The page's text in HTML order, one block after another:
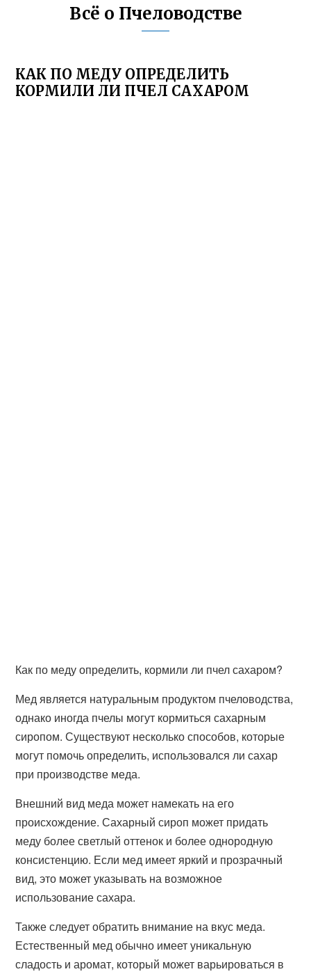
Всё о Пчеловодстве
КАК ПО МЕДУ ОПРЕДЕЛИТЬ
КОРМИЛИ ЛИ ПЧЕЛ САХАРОМ
Как по меду определить, кормили ли пчел сахаром?
Мед является натуральным продуктом пчеловодства,
однако иногда пчелы могут кормиться сахарным
сиропом. Существуют несколько способов, которые
могут помочь определить, использовался ли сахар
при производстве меда.
Внешний вид меда может намекать на его
происхождение. Сахарный сироп может придать
меду более светлый оттенок и более однородную
консистенцию. Если мед имеет яркий и прозрачный
вид, это может указывать на возможное
использование сахара.
Также следует обратить внимание на вкус меда.
Естественный мед обычно имеет уникальную
сладость и аромат, который может варьироваться в